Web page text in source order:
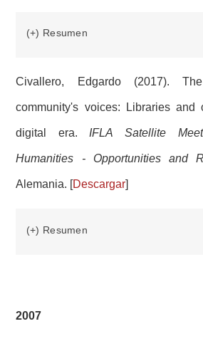
(+) Resumen
Civallero, Edgardo (2017).
community's voices: Libraries
digital era. IFLA Satellite
Humanities - Opportunities and
Alemania. [Descargar]
(+) Resumen
2007